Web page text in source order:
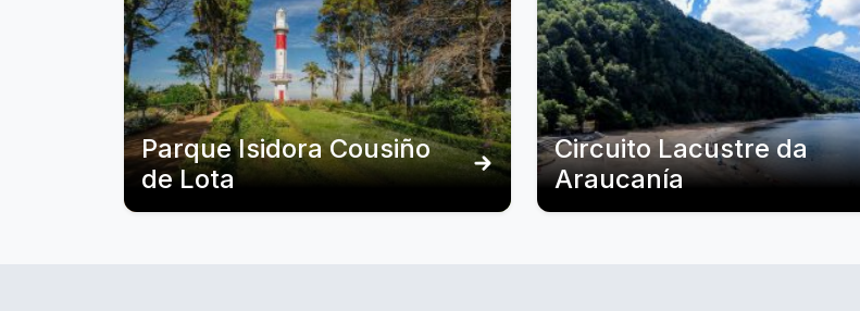
Parque Isidora Cousiño
de Lota
Circuito Lacustre da
Araucanía